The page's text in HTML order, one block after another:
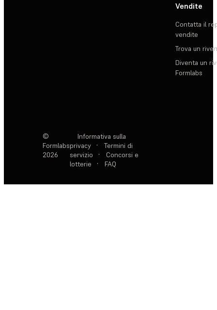
Vendite
Contatta il
vendite
Trova un
Diventa un
Formlabs
©
Formlabs
2026
Informativa sulla
privacy
·
Termini di
servizio
·
Concorsi e
lotterie
· FAQ